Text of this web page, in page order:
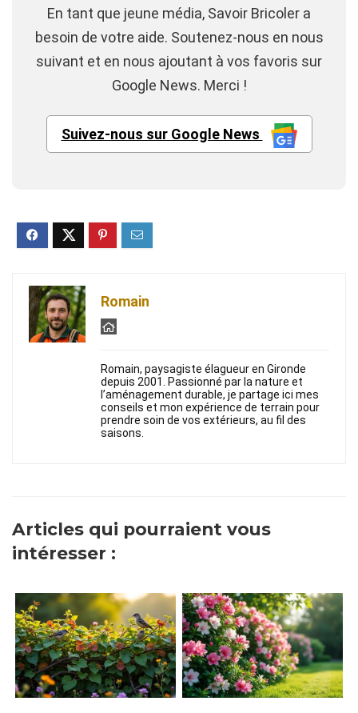
En tant que jeune média, Savoir Bricoler a
besoin de votre aide. Soutenez-nous en nous
suivant et en nous ajoutant à vos favoris sur
Google News. Merci !
Suivez-nous sur Google News
Romain
Romain, paysagiste élagueur en Gironde
depuis 2001. Passionné par la nature et
l’aménagement durable, je partage ici mes
conseils et mon expérience de terrain pour
prendre soin de vos extérieurs, au fil des
saisons.
Articles qui pourraient vous
intéresser :